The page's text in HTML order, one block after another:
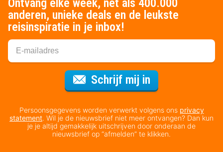
Ontvang elke week, net als 400.000
anderen, unieke deals en de leukste
reisinspiratie in je inbox!
Schrijf mij in
Persoonsgegevens worden verwerkt volgens ons privacy
statement. Wil je de nieuwsbrief niet meer ontvangen? Dan kun
je je altijd gemakkelijk uitschrijven door onderaan de
nieuwsbrief op “afmelden” te klikken.